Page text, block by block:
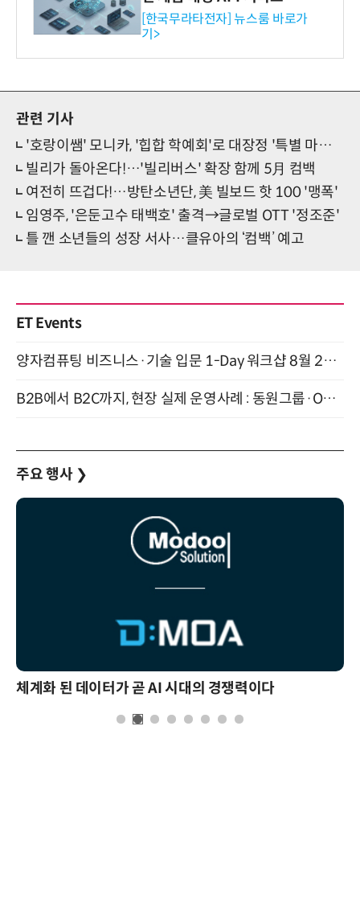
공…73개 제품 카테고리로
확대
[한국무라타전자] 뉴스룸 바로가
기>
관련 기사
'호랑이쌤' 모니카, '힙합 학예회'로 대장정 '특별 마침표'
빌리가 돌아온다!…'빌리버스' 확장 함께 5月 컴백
여전히 뜨겁다!…방탄소년단, 美 빌보드 핫 100 '맹폭'
임영주, '은둔고수 태백호' 출격→글로벌 OTT '정조준'
틀 깬 소년들의 성장 서사…클유아의 ‘컴백’ 예고
ET Events
양자컴퓨팅 비즈니스·기술 입문 1-Day 워크샵 8월 28일 개최
B2B에서 B2C까지, 현장 실제 운영사례 : 동원그룹·OCI·다이닝브랜즈그룹·당근 (8/27)
주요 행사 ❯
체계화 된 데이터가 곧 AI 시대의 경쟁력이다